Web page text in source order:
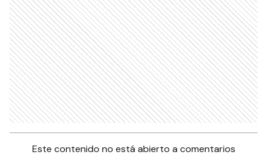
Este contenido no está abierto a comentarios